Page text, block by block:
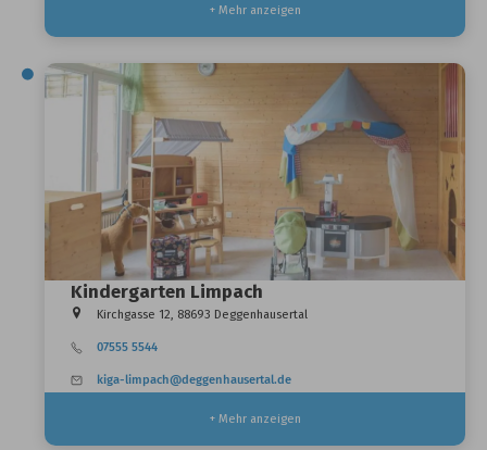
+ Mehr anzeigen
Kindergarten Limpach
Kirchgasse 12, 88693 Deggenhausertal
07555 5544
kiga-limpach@deggenhausertal.de
+ Mehr anzeigen